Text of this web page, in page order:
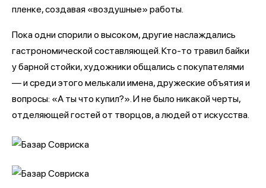
пленке, создавая «воздушные» работы.
Пока одни спорили о высоком, другие наслаждались
гастрономической составляющей. Кто-то травил байки
у барной стойки, художники общались с покупателями
— и среди этого мелькали имена, дружеские объятия и
вопросы: «А ты что купил?». И не было никакой черты,
отделяющей гостей от творцов, а людей от искусства.